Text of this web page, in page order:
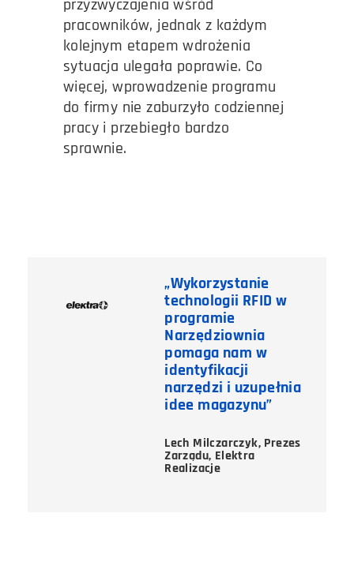
przyzwyczajenia wśród
pracowników, jednak z każdym
kolejnym etapem wdrożenia
sytuacja ulegała poprawie. Co
więcej, wprowadzenie programu
do firmy nie zaburzyło codziennej
pracy i przebiegło bardzo
sprawnie.
„Wykorzystanie
technologii RFID w
programie
Narzędziownia
pomaga nam w
identyfikacji
narzędzi i uzupełnia
idee magazynu”
Lech Milczarczyk, Prezes
Zarządu, Elektra
Realizacje